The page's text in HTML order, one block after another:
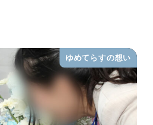
ゆめてらすの想い